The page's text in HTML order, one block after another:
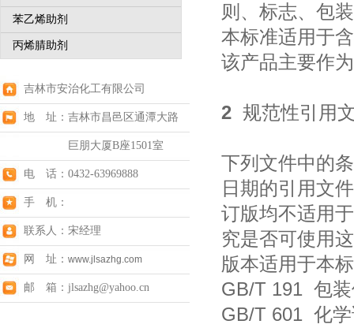
苯乙烯助剂
丙烯腈助剂
吉林市安治化工有限公司
地 址：吉林市昌邑区通潭大路
巨朋大厦B座1501室
电 话：0432-63969888
手 机：
联系人：宋经理
网 址： www.jlsazhg.com
邮 箱：jlsazhg@yahoo.cn
则、标志、包
本标准适用于
该产品主要作
2 规范性引用
下列文件中的
日期的引用文
订版均不适用
究是否可使用
版本适用于本
GB/T 191 包
GB/T 601 化